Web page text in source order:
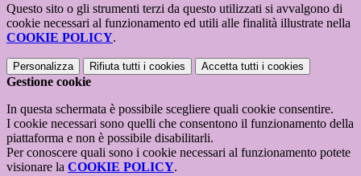
Questo sito o gli strumenti terzi da questo utilizzati si avvalgono di
cookie necessari al funzionamento ed utili alle finalità illustrate nella
COOKIE POLICY.
Personalizza Rifiuta tutti i cookies Accetta tutti i cookies
Gestione cookie
In questa schermata è possibile scegliere quali cookie consentire.
I cookie necessari sono quelli che consentono il funzionamento della
piattaforma e non è possibile disabilitarli.
Per conoscere quali sono i cookie necessari al funzionamento potete
visionare la COOKIE POLICY.